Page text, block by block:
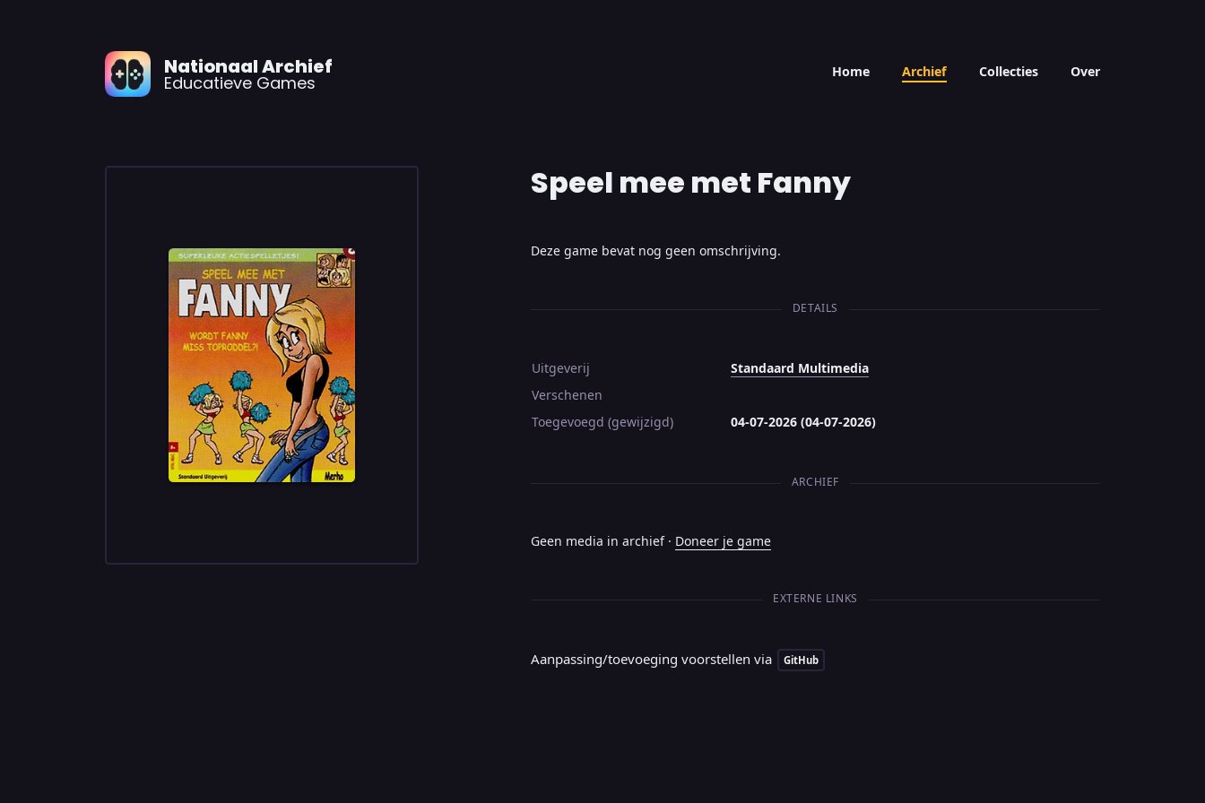
Nationaal Archief
Educatieve Games
Home Archief Collecties Over
Speel mee met Fanny
Deze game bevat nog geen omschrijving.
DETAILS
Uitgeverij
Standaard Multimedia
Verschenen
Toegevoegd (gewijzigd)
04-07-2026 (04-07-2026)
ARCHIEF
Geen media in archief · Doneer je game
EXTERNE LINKS
Aanpassing/toevoeging voorstellen via GitHub